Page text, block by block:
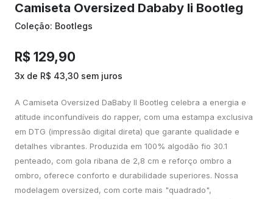
Camiseta Oversized Dababy Ii Bootleg
Coleção: Bootlegs
R$ 129,90
3x de R$ 43,30 sem juros
A Camiseta Oversized DaBaby II Bootleg celebra a energia e
atitude inconfundíveis do rapper, com uma estampa exclusiva
em DTG (impressão digital direta) que garante qualidade e
detalhes vibrantes. Produzida em 100% algodão fio 30.1
penteado, com gola ribana de 2,8 cm e reforço ombro a
ombro, oferece conforto e durabilidade superiores. Nossa
modelagem oversized, com corte mais "quadrado",